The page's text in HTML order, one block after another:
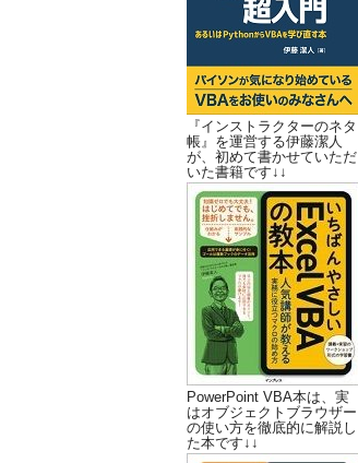
『インストラクターのネタ
帳』を運営する伊藤潔人
が、初めて書かせていただ
いた書籍です↓↓
PowerPoint VBA本は、実
はオブジェクトブラウザー
の使い方を徹底的に解説し
た本です↓↓